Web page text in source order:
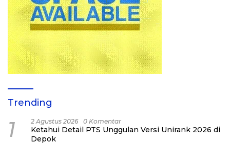
Trending
1 2 Agustus 2026 0 Komentar
Ketahui Detail PTS Unggulan Versi Unirank 2026 di
Depok